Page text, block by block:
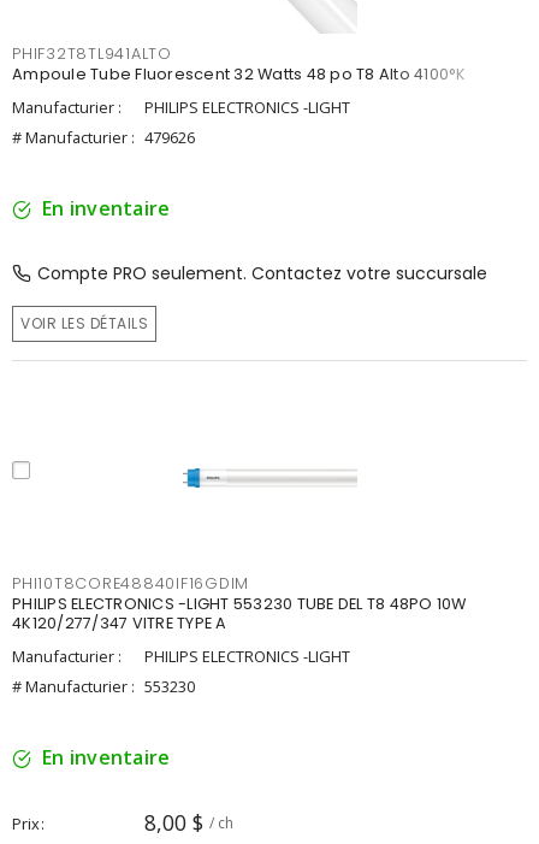
PHIF32T8TL941ALTO
Ampoule Tube Fluorescent 32 Watts 48 po T8 Alto 4100°K
Manufacturier :
PHILIPS ELECTRONICS -LIGHT
# Manufacturier : 479626
En inventaire
Compte PRO seulement. Contactez votre succursale
VOIR LES DÉTAILS
PHI10T8CORE48840IF16GDIM
PHILIPS ELECTRONICS -LIGHT 553230 TUBE DEL T8 48PO 10W
4K120/277/347 VITRE TYPE A
Manufacturier :
PHILIPS ELECTRONICS -LIGHT
# Manufacturier : 553230
En inventaire
Prix 8,00 $ / ch